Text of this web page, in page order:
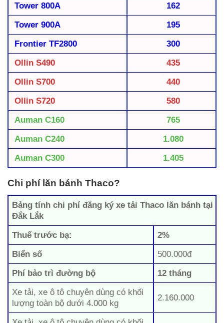
Tower 800A
162
Tower 900A
195
Frontier TF2800
300
Ollin S490
435
Ollin S700
440
Ollin S720
580
Auman C160
765
Auman C240
1.080
Auman C300
1.405
Chi phí lăn bánh Thaco?
Bảng tính chi phí đăng ký xe tải Thaco lăn bánh tại
Đắk Lắk
Thuế trước bạ:
2%
Biển số
500.000đ
Phí bảo trì đường bộ
12 tháng
Xe tải, xe ô tô chuyên dùng có khối
lượng toàn bộ dưới 4.000 kg
2.160.000